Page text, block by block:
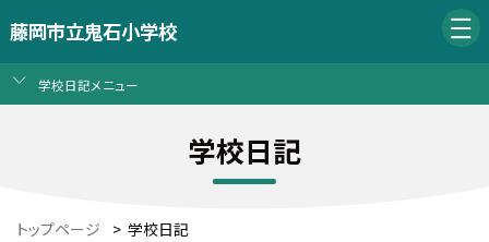
藤岡市立鬼石小学校
学校日記メニュー
学校日記
トップページ > 学校日記